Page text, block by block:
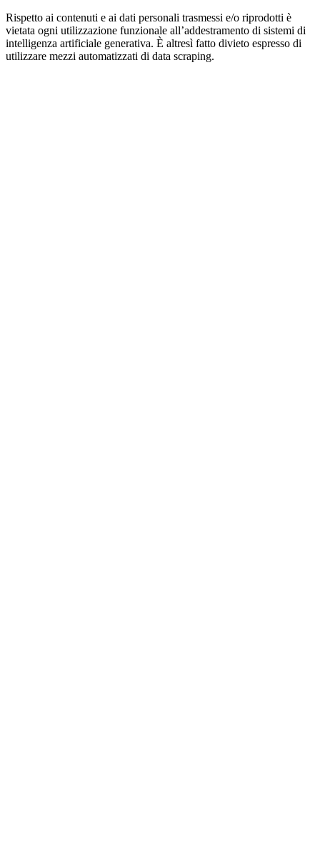
Rispetto ai contenuti e ai dati personali trasmessi e/o riprodotti è
vietata ogni utilizzazione funzionale all’addestramento di sistemi di
intelligenza artificiale generativa. È altresì fatto divieto espresso di
utilizzare mezzi automatizzati di data scraping.